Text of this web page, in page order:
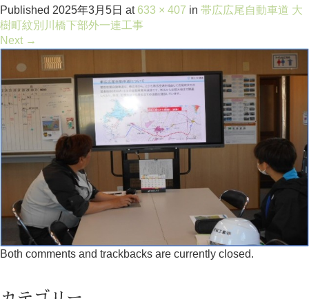
Published 2025年3月5日 at 633 × 407 in 帯広広尾自動車道 大
樹町紋別川橋下部外一連工事
Next →
Both comments and trackbacks are currently closed.